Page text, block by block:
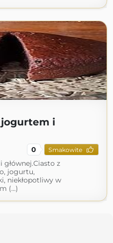
jogurtem i
0 Smakowite
głównej.Ciasto z
jogurtu,
niekłopotliwy w
(...)